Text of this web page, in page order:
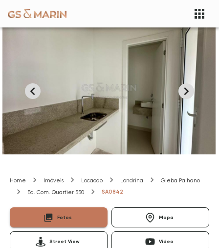
Home Imóveis Locacao Londrina
Gleba Palhano
Ed. Com. Quartier 550
SA0842
Fotos Mapa
Street View Vídeo